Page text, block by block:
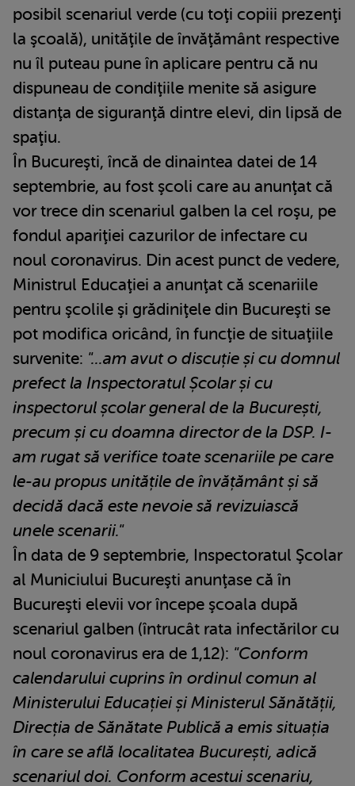
posibil scenariul verde (cu toţi copiii prezenţi
la şcoală), unităţile de învăţământ respective
nu îl puteau pune în aplicare pentru că nu
dispuneau de condiţiile menite să asigure
distanţa de siguranţă dintre elevi, din lipsă de
spaţiu.
În Bucureşti, încă de dinaintea datei de 14
septembrie, au fost şcoli care au anunţat că
vor trece din scenariul galben la cel roşu, pe
fondul apariţiei cazurilor de infectare cu
noul coronavirus. Din acest punct de vedere,
Ministrul Educaţiei a anunţat că scenariile
pentru şcolile şi grădiniţele din Bucureşti se
pot modifica oricând, în funcţie de situaţiile
survenite: "...am avut o discuție și cu domnul
prefect la Inspectoratul Școlar și cu
inspectorul școlar general de la București,
precum și cu doamna director de la DSP. I-
am rugat să verifice toate scenariile pe care
le-au propus unitățile de învățământ și să
decidă dacă este nevoie să revizuiască
unele scenarii."
În data de 9 septembrie, Inspectoratul Şcolar
al Municiului Bucureşti anunţase că în
Bucureşti elevii vor începe şcoala după
scenariul galben (întrucât rata infectărilor cu
noul coronavirus era de 1,12): "Conform
calendarului cuprins în ordinul comun al
Ministerului Educației și Ministerul Sănătății,
Direcția de Sănătate Publică a emis situația
în care se află localitatea București, adică
scenariul doi. Conform acestui scenariu,